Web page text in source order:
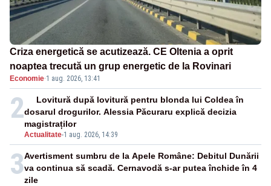
Criza energetică se acutizează. CE Oltenia a oprit
noaptea trecută un grup energetic de la Rovinari
Economie·1 aug. 2026, 13:41
2
Actualitate-1 aug. 2026, 14:39
Lovitură după lovitură pentru blonda lui Coldea în
dosarul drogurilor. Alessia Păcuraru explică decizia
magistraților
3Avertisment sumbru de la Apele Române: Debitul Dunării
va continua să scadă. Cernavodă s-ar putea închide în 4
zile